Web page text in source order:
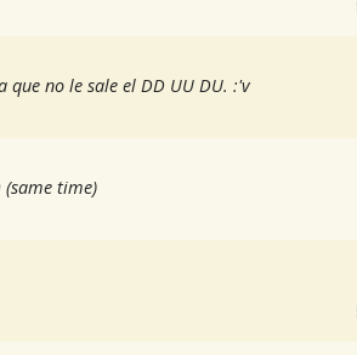
que no le sale el DD UU DU. :'v
(same time)